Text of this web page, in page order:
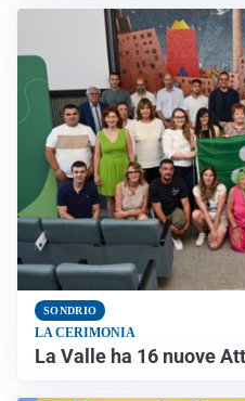
SONDRIO
LA CERIMONIA
La Valle ha 16 nuove